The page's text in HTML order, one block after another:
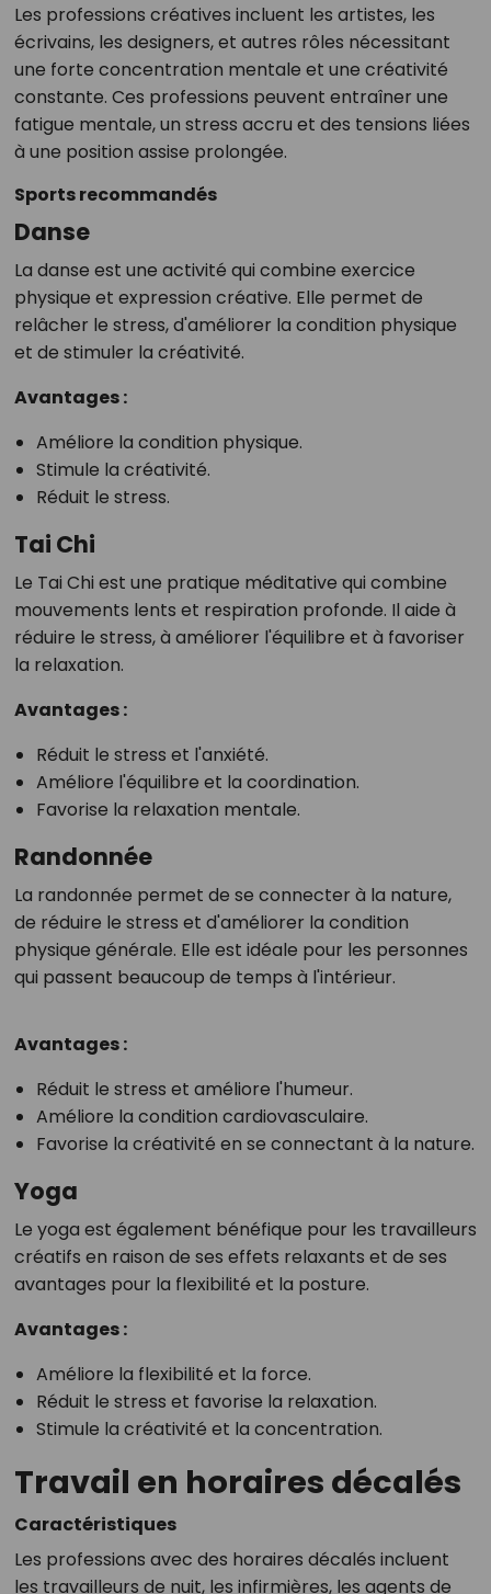
Les professions créatives incluent les artistes, les
écrivains, les designers, et autres rôles nécessitant
une forte concentration mentale et une créativité
constante. Ces professions peuvent entraîner une
fatigue mentale, un stress accru et des tensions liées
à une position assise prolongée.
Sports recommandés
Danse
La danse est une activité qui combine exercice
physique et expression créative. Elle permet de
relâcher le stress, d'améliorer la condition physique
et de stimuler la créativité.
Avantages :
Améliore la condition physique.
Stimule la créativité.
Réduit le stress.
Tai Chi
Le Tai Chi est une pratique méditative qui combine
mouvements lents et respiration profonde. Il aide à
réduire le stress, à améliorer l'équilibre et à favoriser
la relaxation.
Avantages :
Réduit le stress et l'anxiété.
Améliore l'équilibre et la coordination.
Favorise la relaxation mentale.
Randonnée
La randonnée permet de se connecter à la nature,
de réduire le stress et d'améliorer la condition
physique générale. Elle est idéale pour les personnes
qui passent beaucoup de temps à l'intérieur.
Avantages :
Réduit le stress et améliore l'humeur.
Améliore la condition cardiovasculaire.
Favorise la créativité en se connectant à la nature.
Yoga
Le yoga est également bénéfique pour les travailleurs
créatifs en raison de ses effets relaxants et de ses
avantages pour la flexibilité et la posture.
Avantages :
Améliore la flexibilité et la force.
Réduit le stress et favorise la relaxation.
Stimule la créativité et la concentration.
Travail en horaires décalés
Caractéristiques
Les professions avec des horaires décalés incluent
les travailleurs de nuit, les infirmières, les agents de